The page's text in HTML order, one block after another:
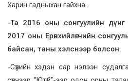
Харин гадныхан гайхна.
-Та 2016 оны сонгуулийн дүнг
2017 оны Ерөнхийлөгчийн
байсан, таны хэлснээр болсон.
-Сүүлийн хэдэн сар нэлээн